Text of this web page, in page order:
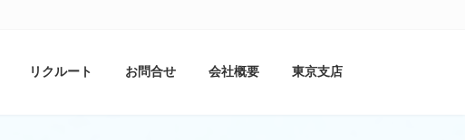
リクルート お問合せ 会社概要 東京支店